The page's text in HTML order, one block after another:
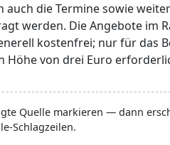
auch die Termine sowie
werden. Die Angebote im
kostenfrei; nur für das
Höhe von drei Euro
Quelle markieren — dann
Schlagzeilen.